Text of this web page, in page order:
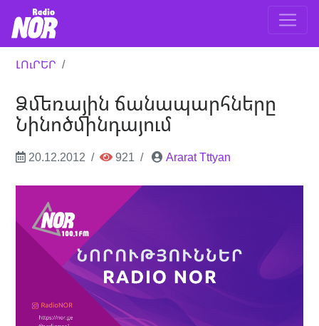
ԼՈւՐԵՐ
Ձմեռային ճանապարհները
Նինոծմինդայում
20.12.2012 921 Ararat Tttyan